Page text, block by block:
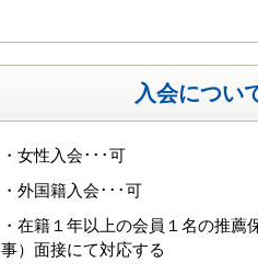
入会につい
・女性入会･･･可
・外国籍入会･･･可
・在籍１年以上の会員１名の推
事）面接にて対応する